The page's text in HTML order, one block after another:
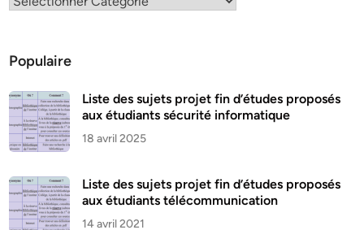
Populaire
Liste des sujets projet fin d’études proposés
aux étudiants sécurité informatique
18 avril 2025
Liste des sujets projet fin d’études proposés
aux étudiants télécommunication
14 avril 2021